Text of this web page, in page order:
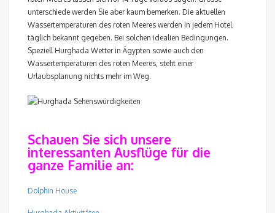
unterschiede werden Sie aber kaum bemerken. Die aktuellen
Wassertemperaturen des roten Meeres werden in jedem Hotel
täglich bekannt gegeben. Bei solchen idealien Bedingungen.
Speziell Hurghada Wetter in Ägypten sowie auch den
Wassertemperaturen des roten Meeres, steht einer
Urlaubsplanung nichts mehr im Weg.
Schauen Sie sich unsere
interessanten Ausflüge für die
ganze Familie an:
Dolphin House